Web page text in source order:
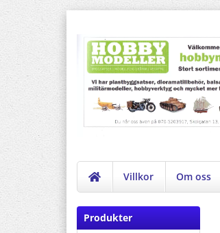
Villkor Om oss
Produkter